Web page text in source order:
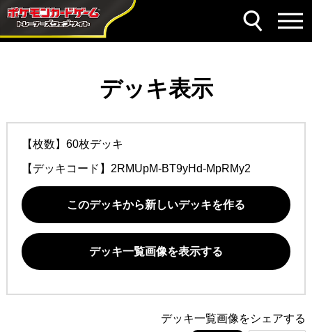
デッキ表示
【枚数】60枚デッキ
【デッキコード】 2RMUpM-BT9yHd-MpRMy2
このデッキから新しいデッキを作る
デッキ一覧画像を表示する
デッキ一覧画像をシェアする